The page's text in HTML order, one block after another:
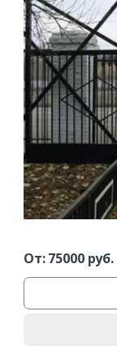
От:75000руб.